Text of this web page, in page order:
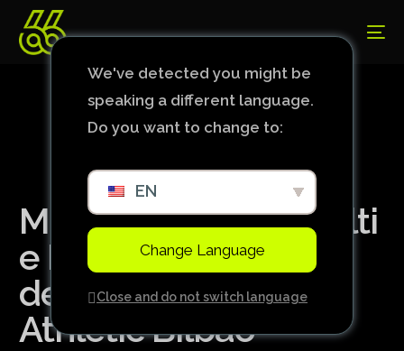
Mbappé perde pênalti
e Real Madrid é
derrotado pelo
Athletic Bilbao
We've detected you might be
speaking a different language.
Do you want to change to:
EN
Change Language
Close and do not switch language